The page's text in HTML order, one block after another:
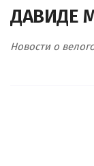
ДАВИДЕ
Новости о